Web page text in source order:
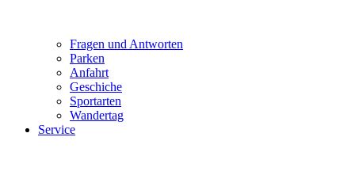
Fragen und Antworten
Parken
Anfahrt
Geschiche
Sportarten
Wandertag
Service